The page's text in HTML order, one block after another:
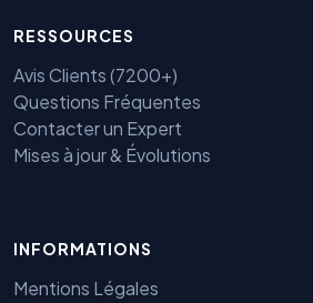
RESSOURCES
Avis Clients (7200+)
Questions Fréquentes
Contacter un Expert
Mises à jour & Évolutions
INFORMATIONS
Mentions Légales